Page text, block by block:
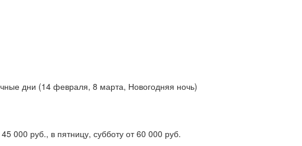
дни (14 февраля, 8 марта, Новогодняя ночь)
000 руб., в пятницу, субботу от 60 000 руб.